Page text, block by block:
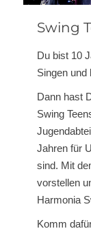
Swing
Du bist 10
Singen und
Dann hast
Swing
Jahren für
sind. Mit
vorstellen
Harmonia
Komm